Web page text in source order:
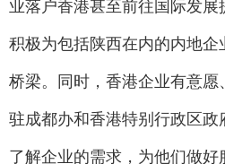
业落户香港甚至前往国际发
积极为包括陕西在内的内地
桥梁。同时，香港企业有意愿
驻成都办和香港特别行政区政
了解企业的需求，为他们做